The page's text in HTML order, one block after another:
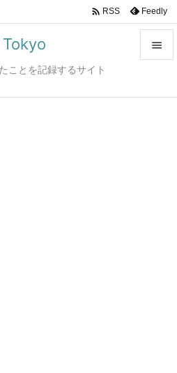
ことを記録するサイト

 RSS Feedly